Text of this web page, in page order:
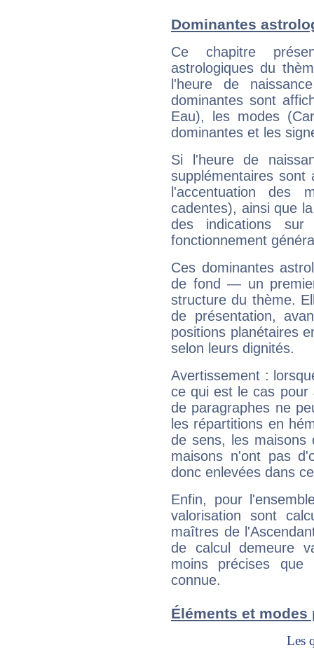
Dominantes
Ce chapitre
astrologiques du
l'heure de
dominantes sont
Eau), les modes
dominantes et les
Si l'heure de
supplémentaires sont
l'accentuation des
cadentes), ainsi que
des indications sur
fonctionnement
Ces dominantes
de fond — un
structure du thème.
de présentation,
positions planétaires
selon leurs dignités.
Avertissement :
ce qui est le cas pour
de paragraphes ne
les répartitions en
de sens, les maisons
maisons n'ont pas
donc enlevées dans
Enfin, pour
valorisation sont
maîtres de
de calcul demeure
moins précises que
connue.
Éléments et